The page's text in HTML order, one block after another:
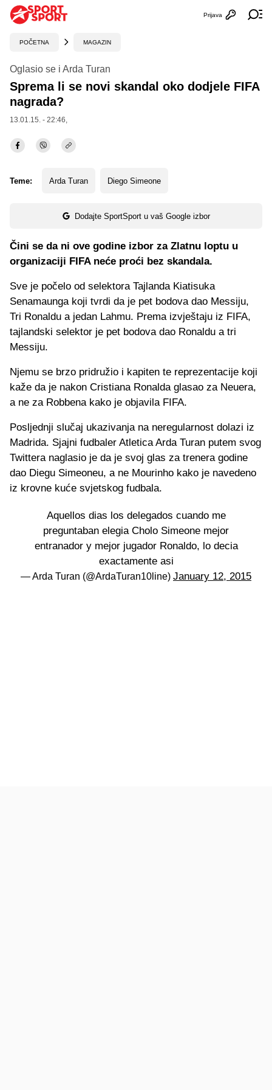
Otvori
Prijava
POČETNA MAGAZIN
Oglasio se i Arda Turan
Sprema li se novi skandal oko dodjele FIFA
nagrada?
13.01.15. - 22:46,
Teme: Arda Turan Diego Simeone
Dodajte SportSport u vaš Google izbor
Čini se da ni ove godine izbor za Zlatnu loptu u
organizaciji FIFA neće proći bez skandala.
Sve je počelo od selektora Tajlanda Kiatisuka
Senamaunga koji tvrdi da je pet bodova dao Messiju,
Tri Ronaldu a jedan Lahmu. Prema izvještaju iz FIFA,
tajlandski selektor je pet bodova dao Ronaldu a tri
Messiju.
Njemu se brzo pridružio i kapiten te reprezentacije koji
kaže da je nakon Cristiana Ronalda glasao za Neuera,
a ne za Robbena kako je objavila FIFA.
Posljednji slučaj ukazivanja na neregularnost dolazi iz
Madrida. Sjajni fudbaler Atletica Arda Turan putem svog
Twittera naglasio je da je svoj glas za trenera godine
dao Diegu Simeoneu, a ne Mourinho kako je navedeno
iz krovne kuće svjetskog fudbala.
Aquellos dias los delegados cuando me
preguntaban elegia Cholo Simeone mejor
entranador y mejor jugador Ronaldo, lo decia
exactamente asi
— Arda Turan (@ArdaTuran10line) January 12, 2015